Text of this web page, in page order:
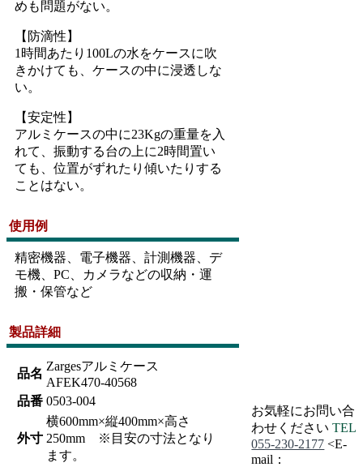
めも問題がない。
【防滴性】
1時間あたり100Lの水をケースに吹
きかけても、ケースの中に浸透しな
い。
【安定性】
アルミケースの中に23Kgの重量を入
れて、振動する台の上に2時間置い
ても、位置がずれたり傾いたりする
ことはない。
使用例
精密機器、電子機器、計測機器、デ
モ機、PC、カメラなどの収納・運
搬・保管など
製品詳細
品名
Zargesアルミケース
AFEK470-40568
品番 0503-004
外寸
横600mm×縦400mm×高さ
250mm ※目安の寸法となり
ます。
お気軽にお問い合
わせください TEL
055-230-2177 <E-
mail：